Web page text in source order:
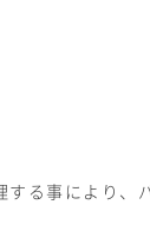
る事により